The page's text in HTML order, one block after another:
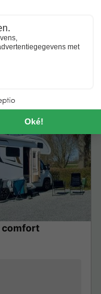
comfort